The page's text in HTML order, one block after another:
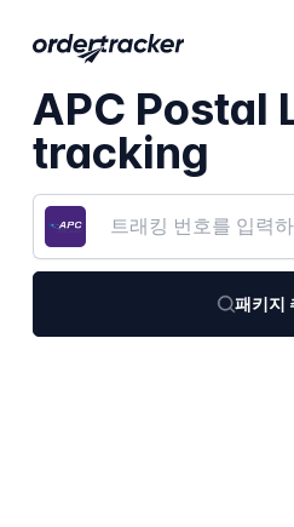
APC Postal
tracking
패키지